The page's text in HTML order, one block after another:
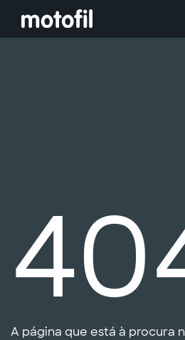
A página que está à procura